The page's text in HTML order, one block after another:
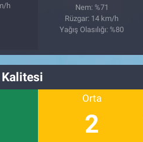
h
Nem: %71
Rüzgar: 14 km/h
Yağış Olasılığı: %80
Orta
2